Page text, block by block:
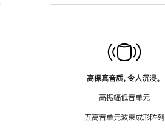
高保真音质，令人沉浸。
高振幅低音单元
五高音单元波束成形阵列